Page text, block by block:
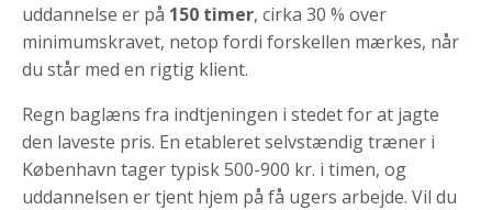
uddannelse er på 150 timer, cirka 30 % over
minimumskravet, netop fordi forskellen mærkes, når
du står med en rigtig klient.
Regn baglæns fra indtjeningen i stedet for at jagte
den laveste pris. En etableret selvstændig træner i
København tager typisk 500-900 kr. i timen, og
uddannelsen er tjent hjem på få ugers arbejde. Vil du